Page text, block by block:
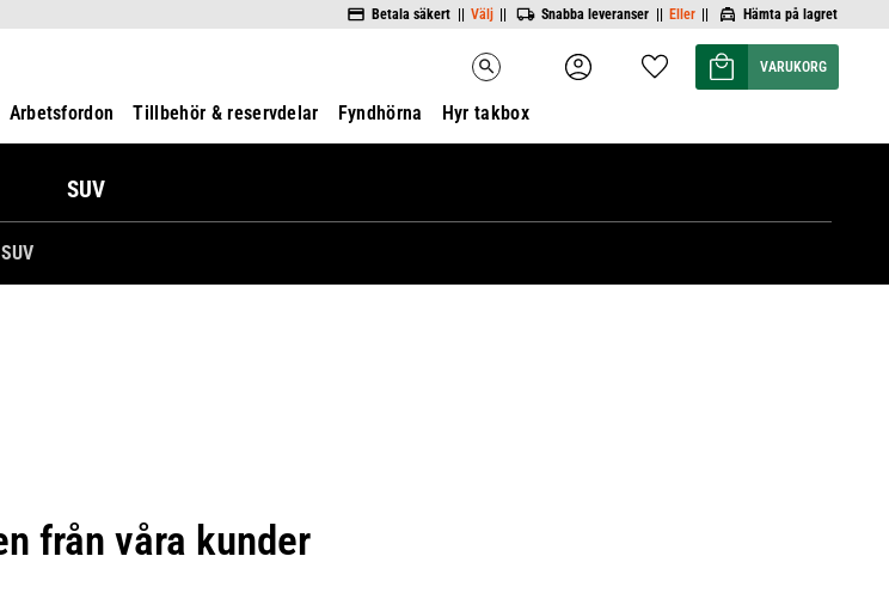
Betala säkert || Välj || Snabba leveranser || Eller || Hämta på lagret
search Favoriter
Kundvagn
Arbetsfordon Tillbehör & reservdelar Fyndhörna Hyr takbox
SUV
SUV